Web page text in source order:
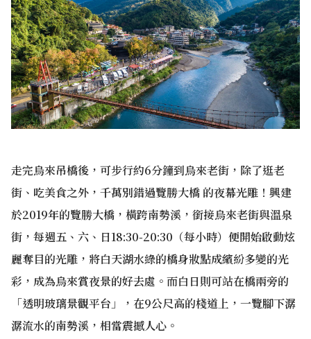
走完烏來吊橋後，可步行約6分鐘到烏來老街，除了逛老
街、吃美食之外，千萬別錯過覽勝大橋 的夜幕光雕！興建
於2019年的覽勝大橋，橫跨南勢溪，銜接烏來老街與溫泉
街，每週五、六、日18:30-20:30（每小時）便開始啟動炫
麗奪目的光雕，將白天湖水綠的橋身妝點成繽紛多變的光
彩，成為烏來賞夜景的好去處。而白日則可站在橋兩旁的
「透明玻璃景觀平台」，在9公尺高的棧道上，一覽腳下潺
潺流水的南勢溪，相當震撼人心。